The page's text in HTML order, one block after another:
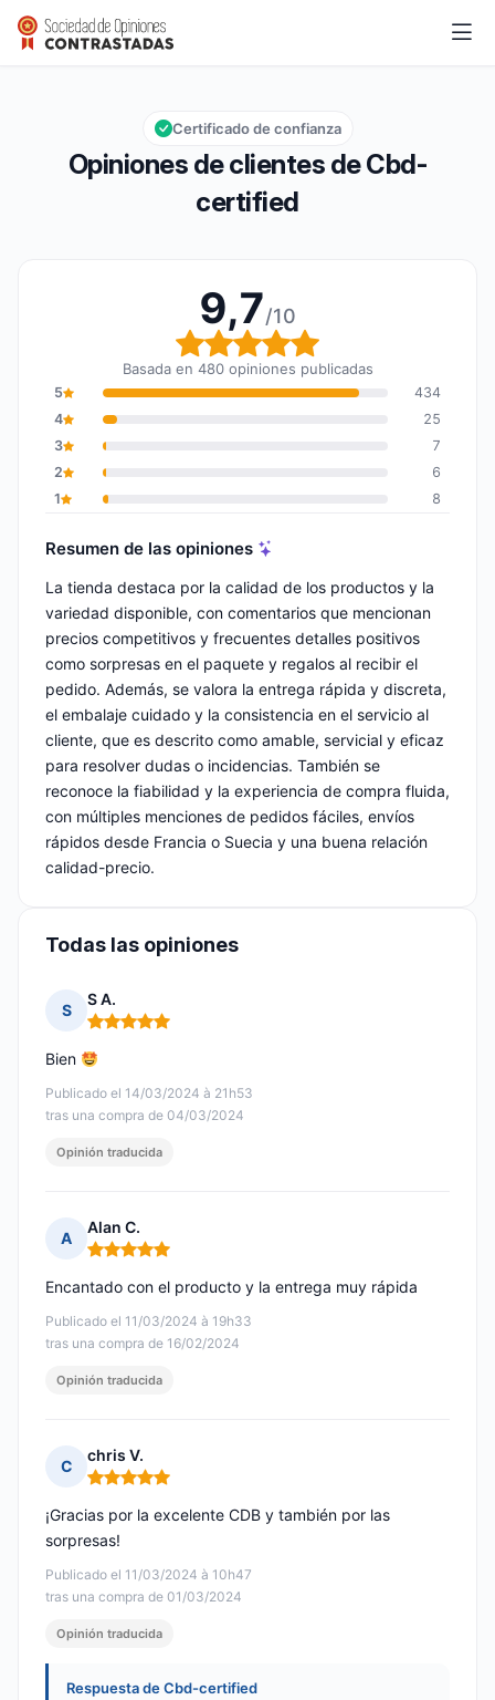
Cbd-certified
Calificación global: 9,7 de 10
9,7/10
Opiniones de clientes de Cbd-
certified
Certificado de confianza
9,7/10
Calificación global: 9,7
Basada en 480 opiniones publicadas
5
434
4
25
3
7
2
6
1
8
Resumen de las opiniones
La tienda destaca por la calidad de los productos y la
variedad disponible, con comentarios que mencionan
precios competitivos y frecuentes detalles positivos
como sorpresas en el paquete y regalos al recibir el
pedido. Además, se valora la entrega rápida y discreta,
el embalaje cuidado y la consistencia en el servicio al
cliente, que es descrito como amable, servicial y eficaz
para resolver dudas o incidencias. También se
reconoce la fiabilidad y la experiencia de compra fluida,
con múltiples menciones de pedidos fáciles, envíos
rápidos desde Francia o Suecia y una buena relación
calidad-precio.
Todas las opiniones
S
S A.
Nota: 5 de 5
Publicado el 14/03/2024 à 21h53
tras una compra de 04/03/2024
Bien
Opinión traducida
A
Alan C.
Nota: 5 de 5
Publicado el 11/03/2024 à 19h33
tras una compra de 16/02/2024
Encantado con el producto y la entrega muy rápida
Opinión traducida
C
chris V.
Nota: 5 de 5
Publicado el 11/03/2024 à 10h47
tras una compra de 01/03/2024
¡Gracias por la excelente CDB y también por las
sorpresas!
Opinión traducida
Respuesta de Cbd-certified